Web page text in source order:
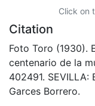
Click on
Citation
Foto Toro (1930).
centenario de la
402491.
Garces Borrero.